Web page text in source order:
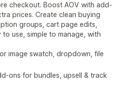
checkout. Boost AOV with add-
prices. Create clean buying
groups, cart page edits,
use, simple to manage, with
image swatch, dropdown, file
ons for bundles, upsell & track